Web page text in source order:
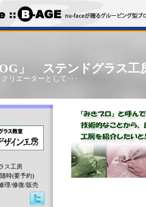
」 ステンドグラス工
リエーターとして･･･
ス工房
時(要予約)
理/修復/販売